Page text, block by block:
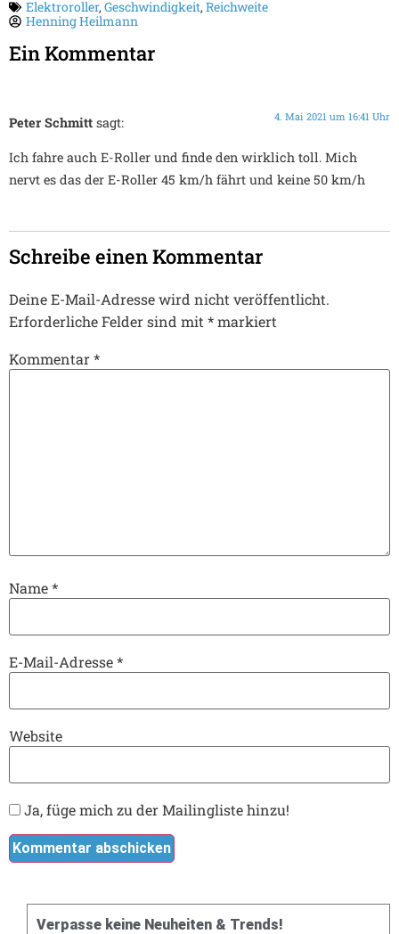
Elektroroller, Geschwindigkeit, Reichweite
Henning Heilmann
Ein Kommentar
Peter Schmitt sagt: 4. Mai 2021 um 16:41 Uhr
Ich fahre auch E-Roller und finde den wirklich toll. Mich
nervt es das der E-Roller 45 km/h fährt und keine 50 km/h
Schreibe einen Kommentar
Deine E-Mail-Adresse wird nicht veröffentlicht.
Erforderliche Felder sind mit *markiert
Kommentar*
Name*
E-Mail-Adresse*
Website
Ja, füge mich zu der Mailingliste hinzu!
Verpasse keine Neuheiten & Trends!